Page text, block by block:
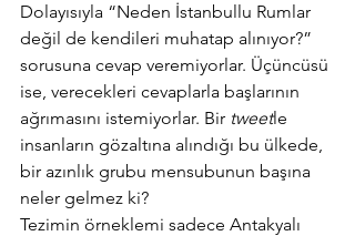
Dolayısıyla “Neden İstanbullu Rumlar
değil de kendileri muhatap alınıyor?”
sorusuna cevap veremiyorlar. Üçüncüsü
ise, verecekleri cevaplarla başlarının
ağrımasını istemiyorlar. Bir tweetle
insanların gözaltına alındığı bu ülkede,
bir azınlık grubu mensubunun başına
neler gelmez ki?
Tezimin örneklemi sadece Antakyalı